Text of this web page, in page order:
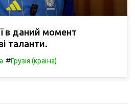
в даний момент
таланти.
#Грузія (країна)